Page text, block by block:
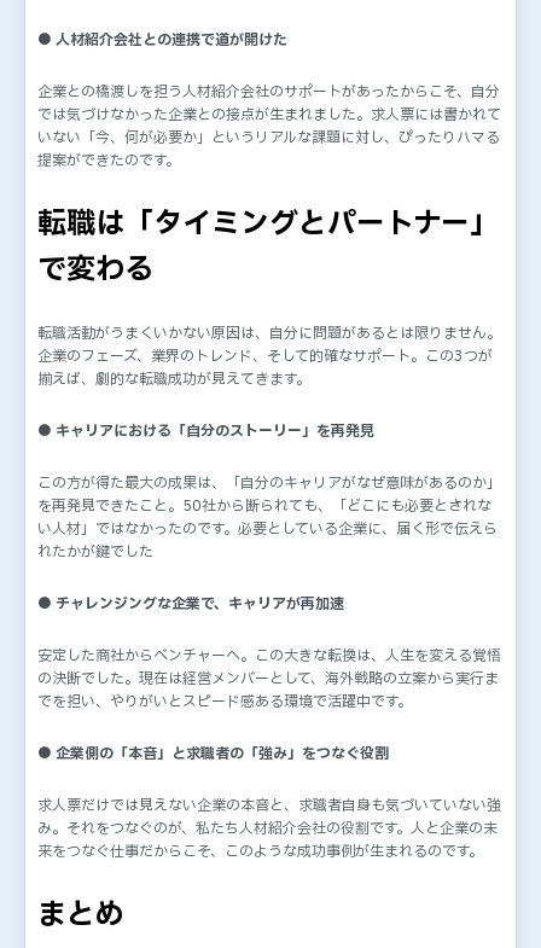
● 人材紹介会社との連携で道が開けた
企業との橋渡しを担う人材紹介会社のサポートがあったからこそ、自分
では気づけなかった企業との接点が生まれました。求人票には書かれて
いない「今、何が必要か」というリアルな課題に対し、ぴったりハマる
提案ができたのです。
転職は「タイミングとパートナー」
で変わる
転職活動がうまくいかない原因は、自分に問題があるとは限りません。
企業のフェーズ、業界のトレンド、そして的確なサポート。この3つが
揃えば、劇的な転職成功が見えてきます。
● キャリアにおける「自分のストーリー」を再発見
この方が得た最大の成果は、「自分のキャリアがなぜ意味があるのか」
を再発見できたこと。50社から断られても、「どこにも必要とされな
い人材」ではなかったのです。必要としている企業に、届く形で伝えら
れたかが鍵でした
● チャレンジングな企業で、キャリアが再加速
安定した商社からベンチャーへ。この大きな転換は、人生を変える覚悟
の決断でした。現在は経営メンバーとして、海外戦略の立案から実行ま
でを担い、やりがいとスピード感ある環境で活躍中です。
● 企業側の「本音」と求職者の「強み」をつなぐ役割
求人票だけでは見えない企業の本音と、求職者自身も気づいていない強
み。それをつなぐのが、私たち人材紹介会社の役割です。人と企業の未
来をつなぐ仕事だからこそ、このような成功事例が生まれるのです。
まとめ